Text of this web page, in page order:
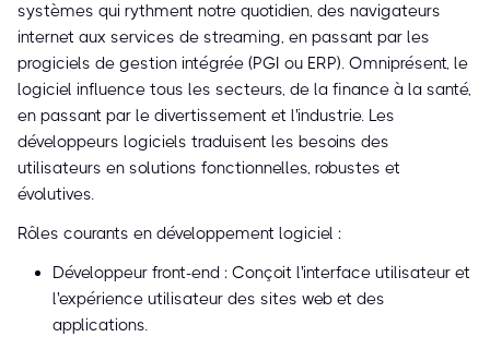
systèmes qui rythment notre quotidien, des navigateurs
internet aux services de streaming, en passant par les
progiciels de gestion intégrée (PGI ou ERP). Omniprésent, le
logiciel influence tous les secteurs, de la finance à la santé,
en passant par le divertissement et l'industrie. Les
développeurs logiciels traduisent les besoins des
utilisateurs en solutions fonctionnelles, robustes et
évolutives.
Rôles courants en développement logiciel :
Développeur front-end : Conçoit l'interface utilisateur et
l'expérience utilisateur des sites web et des
applications.